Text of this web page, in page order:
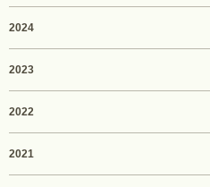
2024
2023
2022
2021